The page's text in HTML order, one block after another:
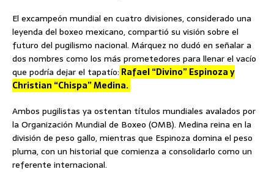
El excampeón mundial en cuatro divisiones, considerado una
leyenda del boxeo mexicano, compartió su visión sobre el
futuro del pugilismo nacional. Márquez no dudó en señalar a
dos nombres como los más prometedores para llenar el vacío
que podría dejar el tapatío: Rafael “Divino” Espinoza y
Christian “Chispa” Medina.
Ambos pugilistas ya ostentan títulos mundiales avalados por
la Organización Mundial de Boxeo (OMB). Medina reina en la
división de peso gallo, mientras que Espinoza domina el peso
pluma, con un historial que comienza a consolidarlo como un
referente internacional.